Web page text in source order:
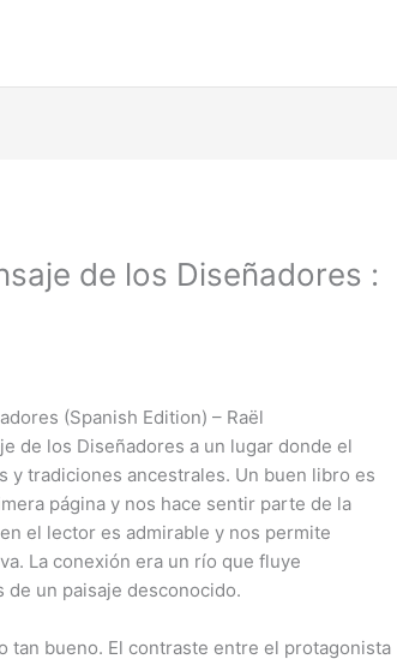
de los Diseñadores :
(Spanish Edition) – Raël
de los Diseñadores a un lugar donde el
tradiciones ancestrales. Un buen libro es
página y nos hace sentir parte de la
el lector es admirable y nos permite
La conexión era un río que fluye
de un paisaje desconocido.
tan bueno. El contraste entre el protagonista